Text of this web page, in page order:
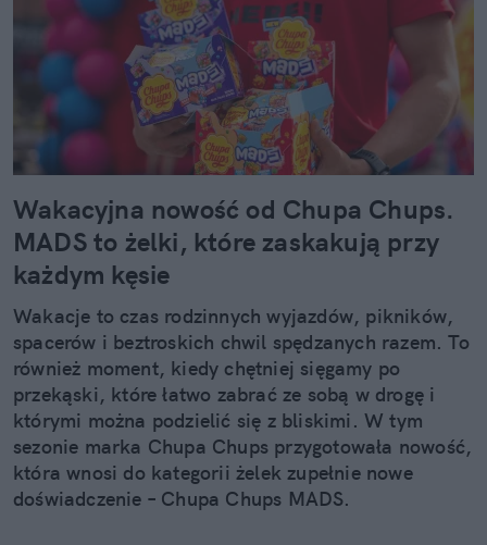
Wakacyjna nowość od Chupa Chups.
MADS to żelki, które zaskakują przy
każdym kęsie
Wakacje to czas rodzinnych wyjazdów, pikników,
spacerów i beztroskich chwil spędzanych razem. To
również moment, kiedy chętniej sięgamy po
przekąski, które łatwo zabrać ze sobą w drogę i
którymi można podzielić się z bliskimi. W tym
sezonie marka Chupa Chups przygotowała nowość,
która wnosi do kategorii żelek zupełnie nowe
doświadczenie – Chupa Chups MADS.